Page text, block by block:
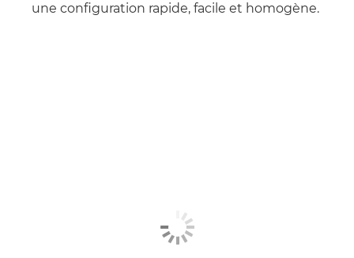
une configuration rapide, facile et homogène.